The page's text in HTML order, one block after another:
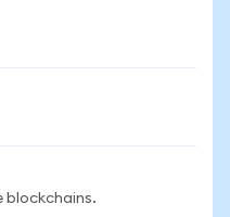
blockchains.